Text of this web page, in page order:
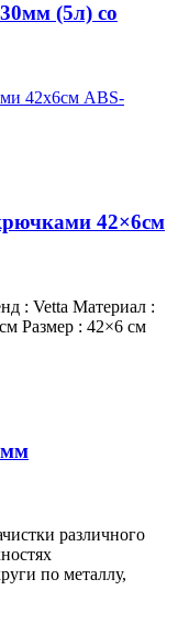
(5л) со
42×6см
: Vetta Материал :
Размер : 42×6 см
различного
по металлу,